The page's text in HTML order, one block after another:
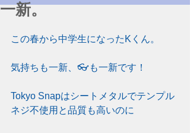
一新。
この春から中学生になったKくん。
気持ちも一新、👓も一新です！
Tokyo Snapはシートメタルでテンプル
ネジ不使用と品質も高いのに